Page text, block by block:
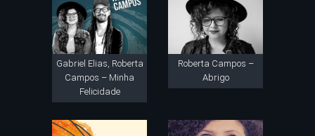
Gabriel Elias, Roberta
Campos – Minha
Felicidade
Roberta Campos –
Abrigo